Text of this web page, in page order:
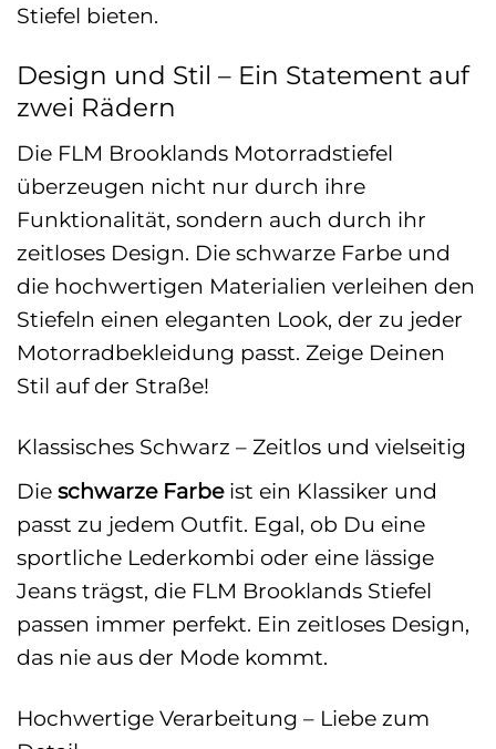
Stiefel bieten.
Design und Stil – Ein Statement auf
zwei Rädern
Die FLM Brooklands Motorradstiefel
überzeugen nicht nur durch ihre
Funktionalität, sondern auch durch ihr
zeitloses Design. Die schwarze Farbe und
die hochwertigen Materialien verleihen den
Stiefeln einen eleganten Look, der zu jeder
Motorradbekleidung passt. Zeige Deinen
Stil auf der Straße!
Klassisches Schwarz – Zeitlos und vielseitig
Die schwarze Farbeist ein Klassiker und
passt zu jedem Outfit. Egal, ob Du eine
sportliche Lederkombi oder eine lässige
Jeans trägst, die FLM Brooklands Stiefel
passen immer perfekt. Ein zeitloses Design,
das nie aus der Mode kommt.
Hochwertige Verarbeitung – Liebe zum